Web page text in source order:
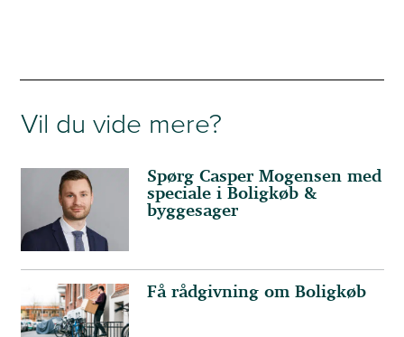
Vil du vide mere?
Spørg Casper Mogensen med
speciale i Boligkøb &
byggesager
Få rådgivning om Boligkøb